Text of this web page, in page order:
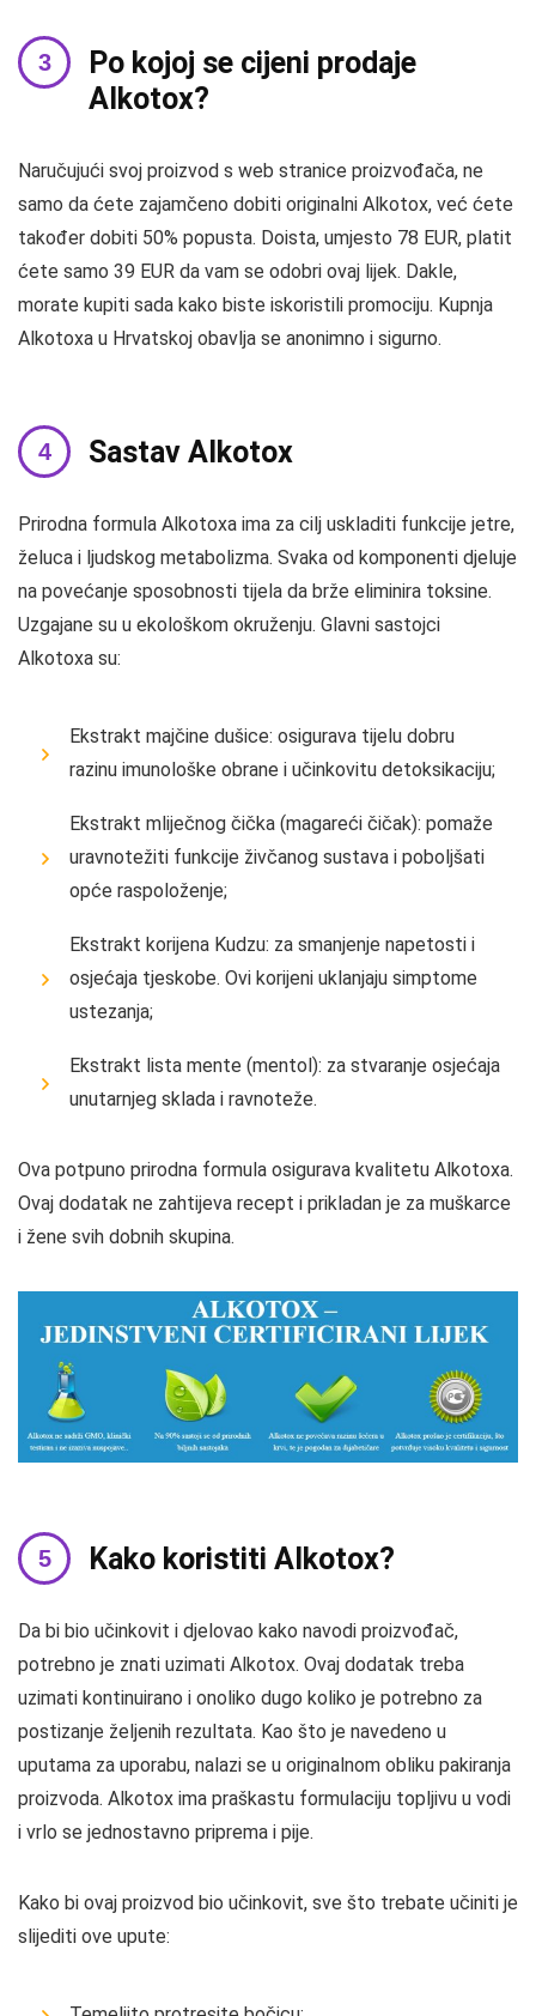
Po kojoj se cijeni prodaje
Alkotox?
Naručujući svoj proizvod s web stranice proizvođača, ne
samo da ćete zajamčeno dobiti originalni Alkotox, već ćete
također dobiti 50% popusta. Doista, umjesto 78 EUR, platit
ćete samo 39 EUR da vam se odobri ovaj lijek. Dakle,
morate kupiti sada kako biste iskoristili promociju. Kupnja
Alkotoxa u Hrvatskoj obavlja se anonimno i sigurno.
Sastav Alkotox
Prirodna formula Alkotoxa ima za cilj uskladiti funkcije jetre,
želuca i ljudskog metabolizma. Svaka od komponenti djeluje
na povećanje sposobnosti tijela da brže eliminira toksine.
Uzgajane su u ekološkom okruženju. Glavni sastojci
Alkotoxa su:
Ekstrakt majčine dušice: osigurava tijelu dobru
razinu imunološke obrane i učinkovitu detoksikaciju;
Ekstrakt mliječnog čička (magareći čičak): pomaže
uravnotežiti funkcije živčanog sustava i poboljšati
opće raspoloženje;
Ekstrakt korijena Kudzu: za smanjenje napetosti i
osjećaja tjeskobe. Ovi korijeni uklanjaju simptome
ustezanja;
Ekstrakt lista mente (mentol): za stvaranje osjećaja
unutarnjeg sklada i ravnoteže.
Ova potpuno prirodna formula osigurava kvalitetu Alkotoxa.
Ovaj dodatak ne zahtijeva recept i prikladan je za muškarce
i žene svih dobnih skupina.
Kako koristiti Alkotox?
Da bi bio učinkovit i djelovao kako navodi proizvođač,
potrebno je znati uzimati Alkotox. Ovaj dodatak treba
uzimati kontinuirano i onoliko dugo koliko je potrebno za
postizanje željenih rezultata. Kao što je navedeno u
uputama za uporabu, nalazi se u originalnom obliku pakiranja
proizvoda. Alkotox ima praškastu formulaciju topljivu u vodi
i vrlo se jednostavno priprema i pije.
Kako bi ovaj proizvod bio učinkovit, sve što trebate učiniti je
slijediti ove upute: